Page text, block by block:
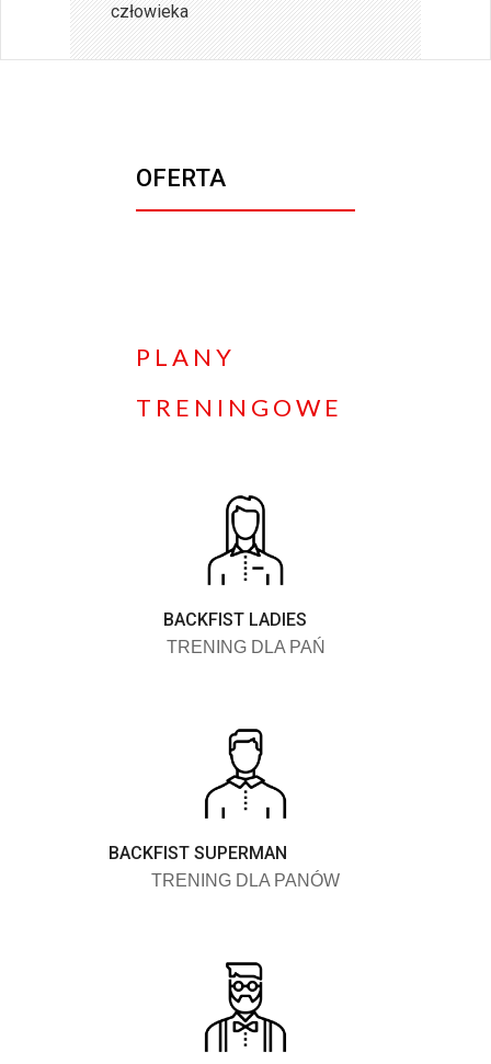
człowieka
OFERTA
PLANY
TRENINGOWE
BACKFIST LADIES
TRENING DLA PAŃ
BACKFIST SUPERMAN
TRENING DLA PANÓW